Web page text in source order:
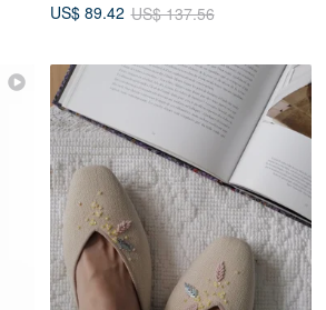
US$ 89.42 US$ 137.56